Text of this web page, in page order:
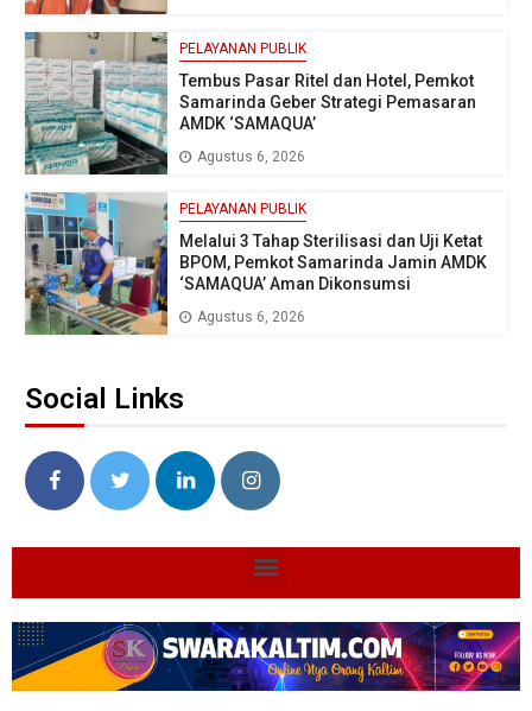
PELAYANAN PUBLIK
Tembus Pasar Ritel dan Hotel, Pemkot
Samarinda Geber Strategi Pemasaran
AMDK ‘SAMAQUA’
Agustus 6, 2026
PELAYANAN PUBLIK
Melalui 3 Tahap Sterilisasi dan Uji Ketat
BPOM, Pemkot Samarinda Jamin AMDK
‘SAMAQUA’ Aman Dikonsumsi
Agustus 6, 2026
Social Links